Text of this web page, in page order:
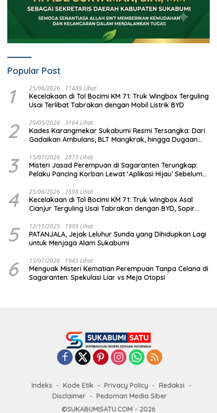
Popular Post
1 25/06/2026 11489 Lihat
Kecelakaan di Tol Bocimi KM 71: Truk Wingbox Terguling
Usai Terlibat Tabrakan dengan Mobil Listrik BYD
2 29/05/2026 3164 Lihat
Kades Karangmekar Sukabumi Resmi Tersangka: Dari
Gadaikan Ambulans, BLT Mangkrak, hingga Dugaan
3 15/07/2026 2873 Lihat
Misteri Jasad Perempuan di Sagaranten Terungkap:
Pelaku Pancing Korban Lewat ‘Aplikasi Hijau’ Sebelum
4 25/06/2026 2598 Lihat
Kecelakaan di Tol Bocimi KM 71: Truk Wingbox Asal
Cianjur Terguling Usai Tabrakan dengan BYD, Sopir
5 12/11/2025 1999 Lihat
PATANJALA, Jejak Leluhur Sunda yang Dihidupkan Lagi
untuk Menjaga Alam Sukabumi
6 13/07/2026 1943 Lihat
Menguak Misteri Kematian Perempuan Tanpa Celana di
Sagaranten: Spekulasi Liar vs Meja Otopsi
Indeks Kode Etik Privacy Policy
Redaksi
Disclaimer
Pedoman Media Siber
©SUKABUMISATU.COM - 2026